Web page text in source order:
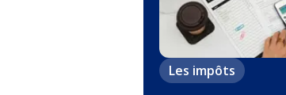
Les impôts